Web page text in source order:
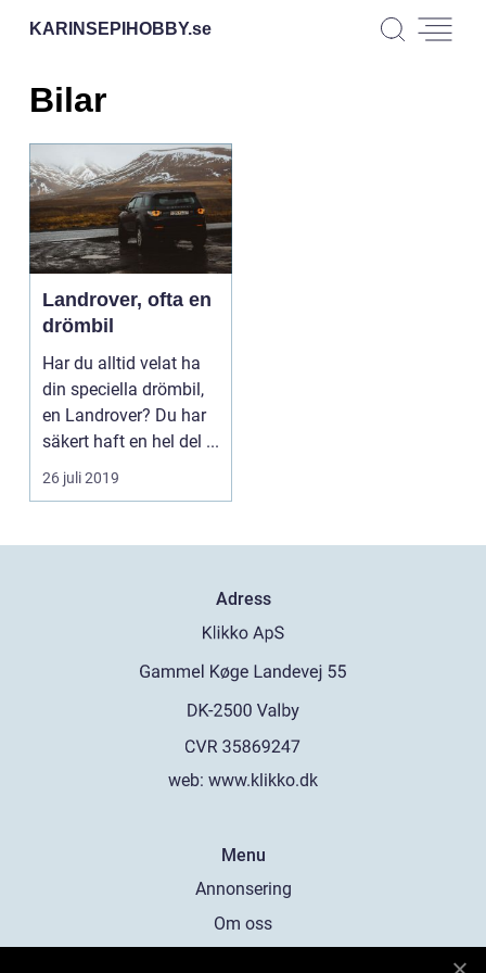
KARINSEPIHOBBY.se
Bilar
Landrover, ofta en
drömbil
Har du alltid velat ha
din speciella drömbil,
en Landrover? Du har
säkert haft en hel del ...
26 juli 2019
Adress
web: www.klikko.dk
Menu
Annonsering
Om oss